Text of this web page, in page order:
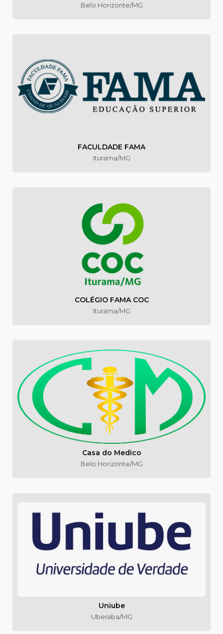
Belo Horizonte/MG
FACULDADE FAMA
Iturama/MG
COLÉGIO FAMA COC
Iturama/MG
Casa do Medico
Belo Horizonte/MG
Uniube
Uberaba/MG